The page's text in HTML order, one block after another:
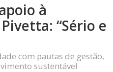
à
“Sério e
com pautas de gestão,
sustentável